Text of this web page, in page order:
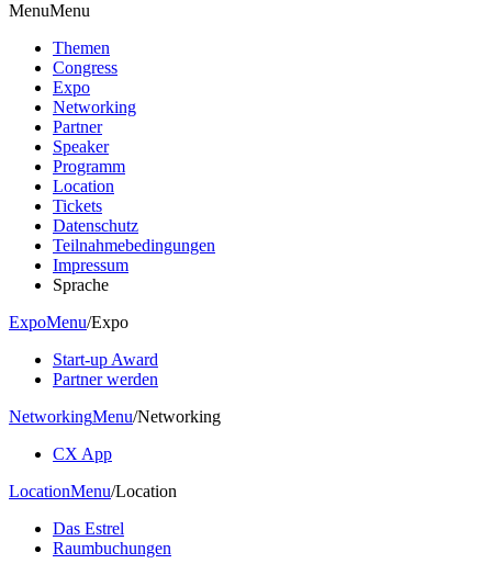
MenuMenu
Themen
Congress
Expo
Networking
Partner
Speaker
Programm
Location
Tickets
Datenschutz
Teilnahmebedingungen
Impressum
Sprache
ExpoMenu/Expo
Start-up Award
Partner werden
NetworkingMenu/Networking
CX App
LocationMenu/Location
Das Estrel
Raumbuchungen